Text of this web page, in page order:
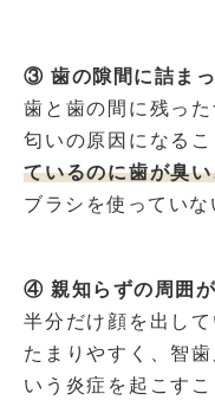
③ 歯の隙間に詰ま
歯と歯の間に残っ
匂いの原因になるこ
ているのに歯が臭
ブラシを使っていな
④ 親知らずの周囲
半分だけ顔を出し
たまりやすく、智
いう炎症を起こす